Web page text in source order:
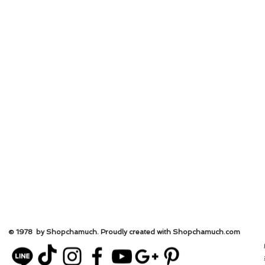
© 1978 by Shopchamuch. Proudly created with Shopchamuch.com